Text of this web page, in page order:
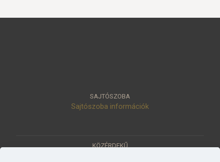
SAJTÓSZOBA
Sajtószoba információk
KÖZÉRDEKŰ